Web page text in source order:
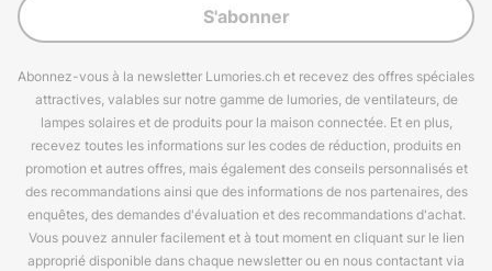
S'abonner
Abonnez-vous à la newsletter Lumories.ch et recevez des offres spéciales
attractives, valables sur notre gamme de lumories, de ventilateurs, de
lampes solaires et de produits pour la maison connectée. Et en plus,
recevez toutes les informations sur les codes de réduction, produits en
promotion et autres offres, mais également des conseils personnalisés et
des recommandations ainsi que des informations de nos partenaires, des
enquêtes, des demandes d'évaluation et des recommandations d'achat.
Vous pouvez annuler facilement et à tout moment en cliquant sur le lien
approprié disponible dans chaque newsletter ou en nous contactant via